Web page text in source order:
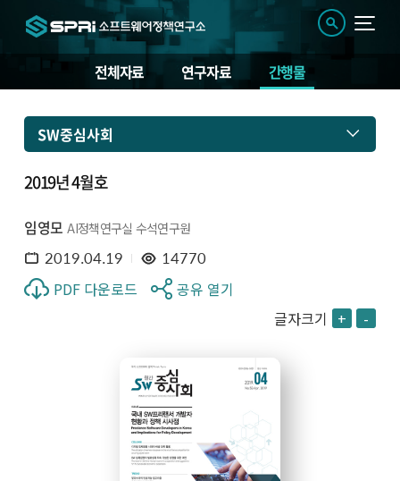
전체자료 연구자료 간행물
SW중심사회
2019년 4월호
임영모 AI정책연구실 수석연구원
2019.04.19 14770
PDF 다운로드
공유 열기
글자크기 + -